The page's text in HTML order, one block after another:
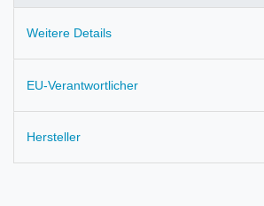
Weitere Details
EU-Verantwortlicher
Hersteller